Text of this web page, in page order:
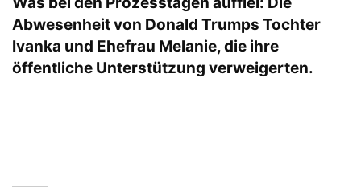
Abwesenheit von Donald Trumps Tochter
Ivanka und Ehefrau Melanie, die ihre
öffentliche Unterstützung verweigerten.